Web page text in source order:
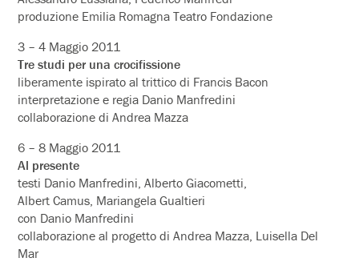
produzione Emilia Romagna Teatro Fondazione
3 – 4 Maggio 2011
Tre studi per una crocifissione
liberamente ispirato al trittico di Francis Bacon
interpretazione e regia Danio Manfredini
collaborazione di Andrea Mazza
6 – 8 Maggio 2011
Al presente
testi Danio Manfredini, Alberto Giacometti,
Albert Camus, Mariangela Gualtieri
con Danio Manfredini
collaborazione al progetto di Andrea Mazza, Luisella Del
Mar